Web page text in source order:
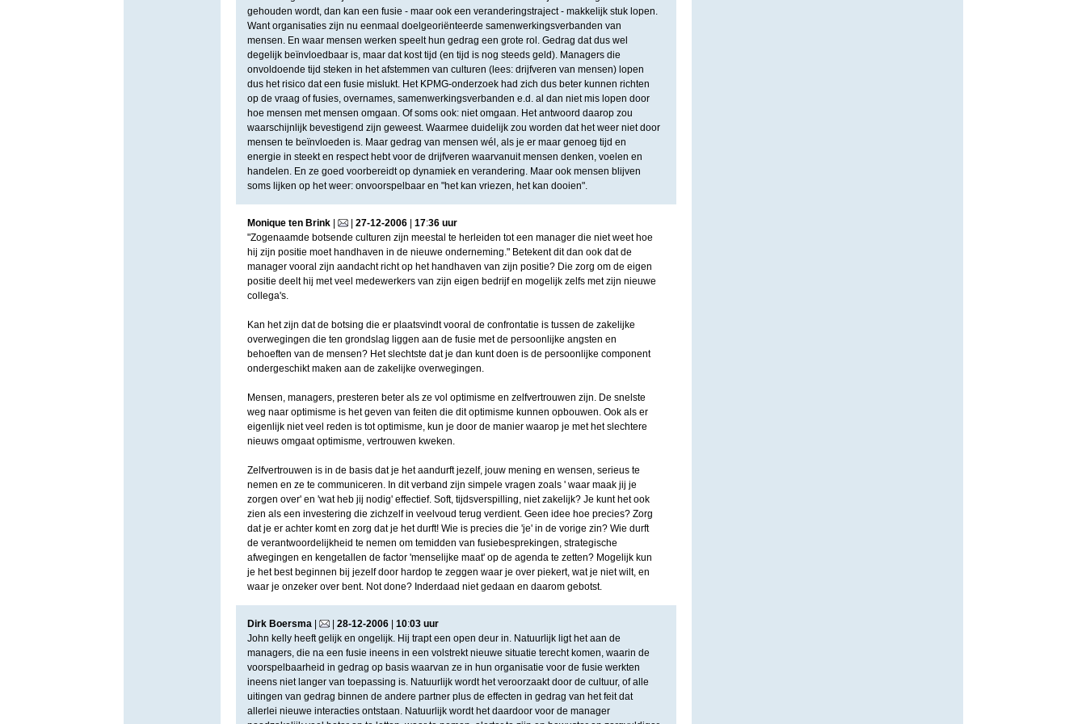
gehouden wordt, dan kan een fusie - maar ook een veranderingstraject - makkelijk stuk lopen.
Want organisaties zijn nu eenmaal doelgeoriënteerde samenwerkingsverbanden van
mensen. En waar mensen werken speelt hun gedrag een grote rol. Gedrag dat dus wel
degelijk beïnvloedbaar is, maar dat kost tijd (en tijd is nog steeds geld). Managers die
onvoldoende tijd steken in het afstemmen van culturen (lees: drijfveren van mensen) lopen
dus het risico dat een fusie mislukt. Het KPMG-onderzoek had zich dus beter kunnen richten
op de vraag of fusies, overnames, samenwerkingsverbanden e.d. al dan niet mis lopen door
hoe mensen met mensen omgaan. Of soms ook: niet omgaan. Het antwoord daarop zou
waarschijnlijk bevestigend zijn geweest. Waarmee duidelijk zou worden dat het weer niet door
mensen te beïnvloeden is. Maar gedrag van mensen wél, als je er maar genoeg tijd en
energie in steekt en respect hebt voor de drijfveren waarvanuit mensen denken, voelen en
handelen. En ze goed voorbereidt op dynamiek en verandering. Maar ook mensen blijven
soms lijken op het weer: onvoorspelbaar en "het kan vriezen, het kan dooien".
Monique ten Brink| | 27-12-2006| 17:36 uur
"Zogenaamde botsende culturen zijn meestal te herleiden tot een manager die niet weet hoe
hij zijn positie moet handhaven in de nieuwe onderneming." Betekent dit dan ook dat de
manager vooral zijn aandacht richt op het handhaven van zijn positie? Die zorg om de eigen
positie deelt hij met veel medewerkers van zijn eigen bedrijf en mogelijk zelfs met zijn nieuwe
collega's.
Kan het zijn dat de botsing die er plaatsvindt vooral de confrontatie is tussen de zakelijke
overwegingen die ten grondslag liggen aan de fusie met de persoonlijke angsten en
behoeften van de mensen? Het slechtste dat je dan kunt doen is de persoonlijke component
ondergeschikt maken aan de zakelijke overwegingen.
Mensen, managers, presteren beter als ze vol optimisme en zelfvertrouwen zijn. De snelste
weg naar optimisme is het geven van feiten die dit optimisme kunnen opbouwen. Ook als er
eigenlijk niet veel reden is tot optimisme, kun je door de manier waarop je met het slechtere
nieuws omgaat optimisme, vertrouwen kweken.
Zelfvertrouwen is in de basis dat je het aandurft jezelf, jouw mening en wensen, serieus te
nemen en ze te communiceren. In dit verband zijn simpele vragen zoals ' waar maak jij je
zorgen over' en 'wat heb jij nodig' effectief. Soft, tijdsverspilling, niet zakelijk? Je kunt het ook
zien als een investering die zichzelf in veelvoud terug verdient. Geen idee hoe precies? Zorg
dat je er achter komt en zorg dat je het durft! Wie is precies die 'je' in de vorige zin? Wie durft
de verantwoordelijkheid te nemen om temidden van fusiebesprekingen, strategische
afwegingen en kengetallen de factor 'menselijke maat' op de agenda te zetten? Mogelijk kun
je het best beginnen bij jezelf door hardop te zeggen waar je over piekert, wat je niet wilt, en
waar je onzeker over bent. Not done? Inderdaad niet gedaan en daarom gebotst.
Dirk Boersma| | 28-12-2006| 10:03 uur
John kelly heeft gelijk en ongelijk. Hij trapt een open deur in. Natuurlijk ligt het aan de
managers, die na een fusie ineens in een volstrekt nieuwe situatie terecht komen, waarin de
voorspelbaarheid in gedrag op basis waarvan ze in hun organisatie voor de fusie werkten
ineens niet langer van toepassing is. Natuurlijk wordt het veroorzaakt door de cultuur, of alle
uitingen van gedrag binnen de andere partner plus de effecten in gedrag van het feit dat
allerlei nieuwe interacties ontstaan. Natuurlijk wordt het daardoor voor de manager